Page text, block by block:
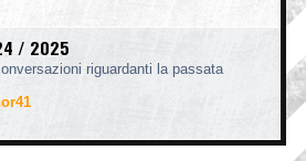
/ 2025
riguardanti la passata